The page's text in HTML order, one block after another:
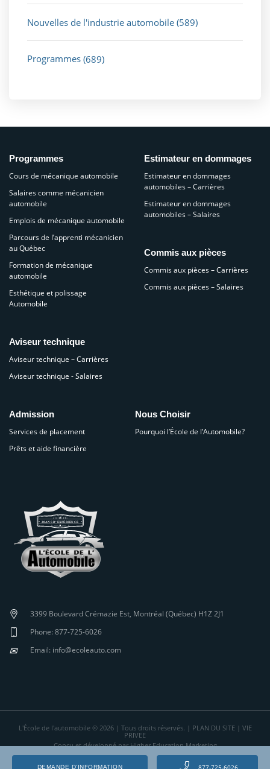
Nouvelles de l'industrie automobile (589)
Programmes (689)
DEMANDE D’INFORMATION 877-725-6026
3399 Boulevard Crémazie Est, Montréal (Québec) H1Z 2J1
Phone: 877-725-6026
✉ Email: info@ecoleauto.com
Programmes
Cours de mécanique automobile
Salaires comme mécanicien
automobile
Emplois de mécanique automobile
Parcours de l’apprenti mécanicien
au Québec
Formation de mécanique
automobile
Esthétique et polissage
Automobile
Aviseur technique
Aviseur technique – Carrières
Aviseur technique - Salaires
Estimateur en dommages
Estimateur en dommages
automobiles – Carrières
Estimateur en dommages
automobiles – Salaires
Commis aux pièces
Commis aux pièces – Carrières
Commis aux pièces – Salaires
Admission
Services de placement
Prêts et aide financière
Nous Choisir
Pourquoi l’École de l’Automobile?
L'École de l'automobile © 2026 | Tous droits réservés. | PLAN DU SITE| VIE
PRIVEE
Conçu et développé par Higher Education Marketing